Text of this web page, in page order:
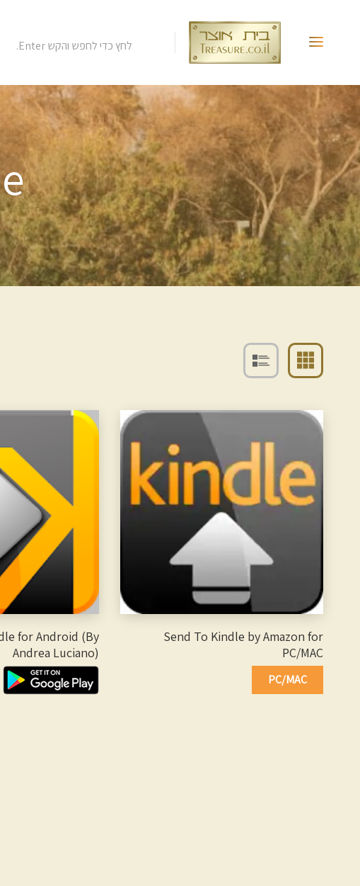
לחץ כדי לחפש והקש Enter.
Send To Kindle by Amazon for
PC/MAC
PC/MAC
for Android (By
Andrea Luciano)